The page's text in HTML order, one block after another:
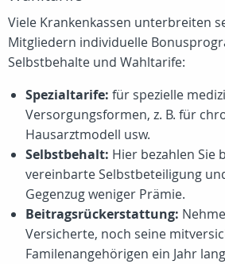
Viele Krankenkassen unterbreiten
Mitgliedern individuelle
Selbstbehalte und Wahltarife:
Spezialtarife: für spezielle
Versorgungsformen, z. B. für
Hausarztmodell usw.
Selbstbehalt: Hier bezahlen Sie
vereinbarte Selbstbeteiligung
Gegenzug weniger Prämie.
Beitragsrückerstattung:
Versicherte, noch seine
Familenangehörigen ein Jahr